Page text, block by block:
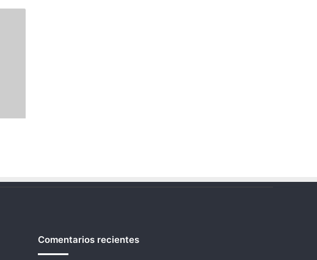
Comentarios recientes